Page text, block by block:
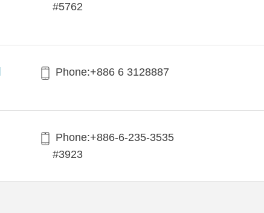
#5762
Phone:+886 6 3128887
Phone:+886-6-235-3535
#3923